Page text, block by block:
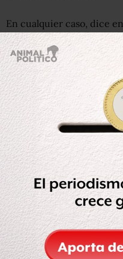
En cualquier caso, dice
en eso ahora ya no sirve
perdón a su mujer o a su
“En Gendes aprendemos
Que no es suficiente por
Lo único que sirve es
que no volverás a
tomar acciones como
grupos”
, concluye
serenos en un pizarrón
mata”.
“Dejar de ser
fórmula mágica;
compromiso